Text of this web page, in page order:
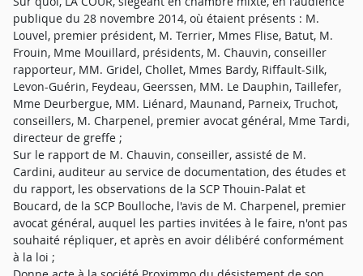
publique du 28 novembre 2014, où étaient présents : M.
Louvel, premier président, M. Terrier, Mmes Flise, Batut, M.
Frouin, Mme Mouillard, présidents, M. Chauvin, conseiller
rapporteur, MM. Gridel, Chollet, Mmes Bardy, Riffault-Silk,
Levon-Guérin, Feydeau, Geerssen, MM. Le Dauphin, Taillefer,
Mme Deurbergue, MM. Liénard, Maunand, Parneix, Truchot,
conseillers, M. Charpenel, premier avocat général, Mme Tardi,
directeur de greffe ;
Sur le rapport de M. Chauvin, conseiller, assisté de M.
Cardini, auditeur au service de documentation, des études et
du rapport, les observations de la SCP Thouin-Palat et
Boucard, de la SCP Boulloche, l'avis de M. Charpenel, premier
avocat général, auquel les parties invitées à le faire, n'ont pas
souhaité répliquer, et après en avoir délibéré conformément
à la loi ;